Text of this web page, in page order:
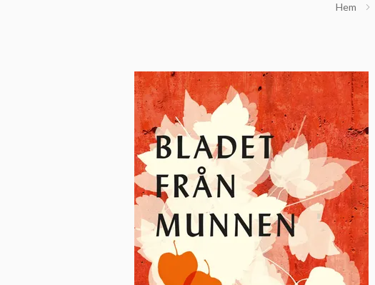
Hem